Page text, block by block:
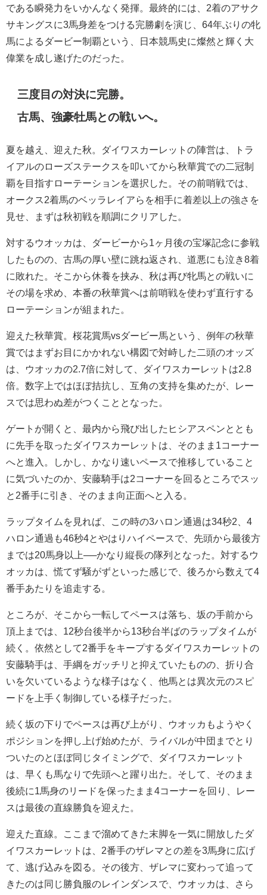
である瞬発力をいかんなく発揮。最終的には、2着のアサク
サキングスに3馬身差をつける完勝劇を演じ、64年ぶりの牝
馬によるダービー制覇という、日本競馬史に燦然と輝く大
偉業を成し遂げたのだった。
三度目の対決に完勝。
古馬、強豪牡馬との戦いへ。
夏を越え、迎えた秋。ダイワスカーレットの陣営は、トラ
イアルのローズステークスを叩いてから秋華賞での二冠制
覇を目指すローテーションを選択した。その前哨戦では、
オークス2着馬のベッラレイアらを相手に着差以上の強さを
見せ、まずは秋初戦を順調にクリアした。
対するウオッカは、ダービーから1ヶ月後の宝塚記念に参戦
したものの、古馬の厚い壁に跳ね返され、道悪にも泣き8着
に敗れた。そこから休養を挟み、秋は再び牝馬との戦いに
その場を求め、本番の秋華賞へは前哨戦を使わず直行する
ローテーションが組まれた。
迎えた秋華賞。桜花賞馬vsダービー馬という、例年の秋華
賞ではまずお目にかかれない構図で対峙した二頭のオッズ
は、ウオッカの2.7倍に対して、ダイワスカーレットは2.8
倍。数字上ではほぼ拮抗し、互角の支持を集めたが、レー
スでは思わぬ差がつくこととなった。
ゲートが開くと、最内から飛び出したヒシアスペンととも
に先手を取ったダイワスカーレットは、そのまま1コーナー
へと進入。しかし、かなり速いペースで推移していること
に気づいたのか、安藤騎手は2コーナーを回るところでスッ
と2番手に引き、そのまま向正面へと入る。
ラップタイムを見れば、この時の3ハロン通過は34秒2、4
ハロン通過も46秒4とやはりハイペースで、先頭から最後方
までは20馬身以上──かなり縦長の隊列となった。対するウ
オッカは、慌てず騒がずといった感じで、後ろから数えて4
番手あたりを追走する。
ところが、そこから一転してペースは落ち、坂の手前から
頂上までは、12秒台後半から13秒台半ばのラップタイムが
続く。依然として2番手をキープするダイワスカーレットの
安藤騎手は、手綱をガッチリと抑えていたものの、折り合
いを欠いているような様子はなく、他馬とは異次元のスピ
ードを上手く制御している様子だった。
続く坂の下りでペースは再び上がり、ウオッカもようやく
ポジションを押し上げ始めたが、ライバルが中団までとり
ついたのとほぼ同じタイミングで、ダイワスカーレット
は、早くも馬なりで先頭へと躍り出た。そして、そのまま
後続に1馬身のリードを保ったまま4コーナーを回り、レー
スは最後の直線勝負を迎えた。
迎えた直線。ここまで溜めてきた末脚を一気に開放したダ
イワスカーレットは、2番手のザレマとの差を3馬身に広げ
て、逃げ込みを図る。その後方、ザレマに変わって追って
きたのは同じ勝負服のレインダンスで、ウオッカは、さら